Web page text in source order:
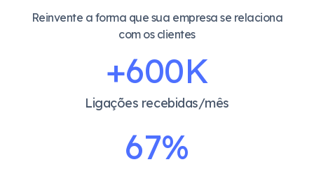
Reinvente a forma que sua empresa se relaciona
com os clientes
Ligações recebidas/mês
+600K
67%